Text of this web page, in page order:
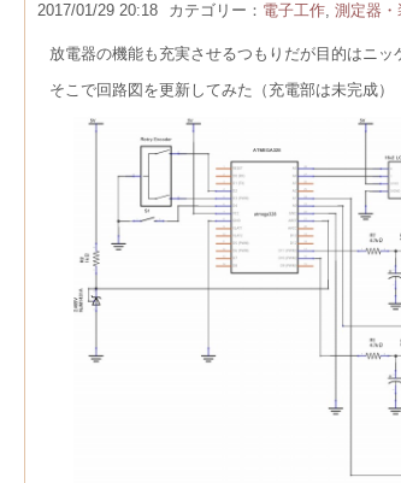
2017/01/29 20:18 カテゴリー： 電子工作, 測定器・
放電器の機能も充実させるつもりだが目的はニ
そこで回路図を更新してみた（充電部は未完成）